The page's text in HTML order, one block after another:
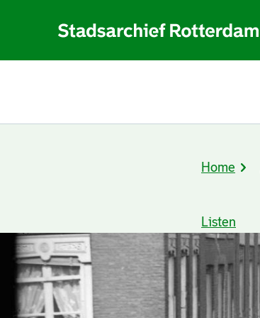
Breadcrumb
Home
Listen